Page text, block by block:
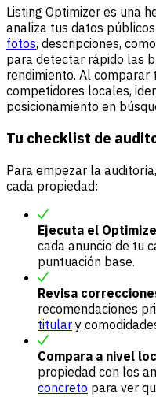
Listing Optimizer es una
analiza tus datos
fotos, descripciones,
para detectar rápido las
rendimiento. Al comparar
competidores locales,
posicionamiento en
Tu checklist de
Para empezar la
cada propiedad:
Ejecuta el
cada anuncio de tu
puntuación base.
Revisa
recomendaciones
titular y
Compara a nivel
propiedad con los
concreto para ver